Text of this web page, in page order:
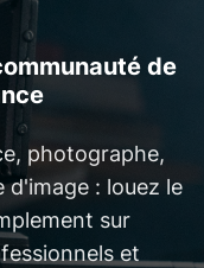
de
photographe,
d'image : louez le
sur
et